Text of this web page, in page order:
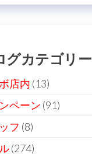
グカテゴリー
店内 (13)
ペーン (91)
フ (8)
(274)